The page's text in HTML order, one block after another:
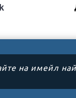
на имейл